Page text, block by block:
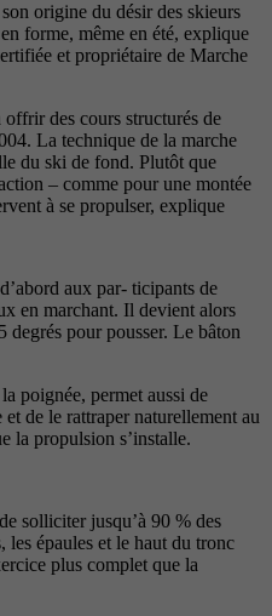
son origine du désir des skieurs
forme, même en été, explique
et propriétaire de Marche
offrir des cours structurés de
La technique de la marche
du ski de fond. Plutôt que
– comme pour une montée
à se propulser, explique
aux par- ticipants de
en marchant. Il devient alors
degrés pour pousser. Le bâton
poignée, permet aussi de
et de le rattraper naturellement au
la propulsion s’installe.
solliciter jusqu’à 90 % des
les épaules et le haut du tronc
plus complet que la